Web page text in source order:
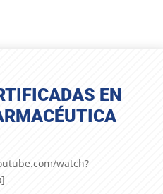
EN
watch?